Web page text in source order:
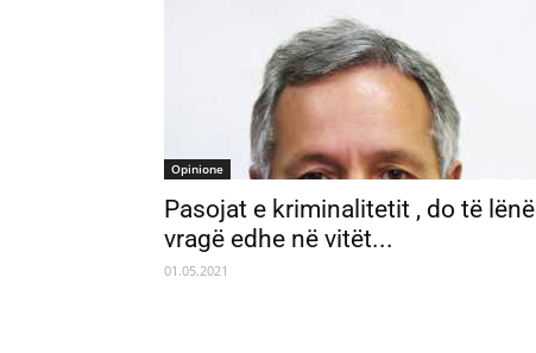
Opinione
Pasojat e kriminalitetit , do të lënë
vragë edhe në vitët...
01.05.2021